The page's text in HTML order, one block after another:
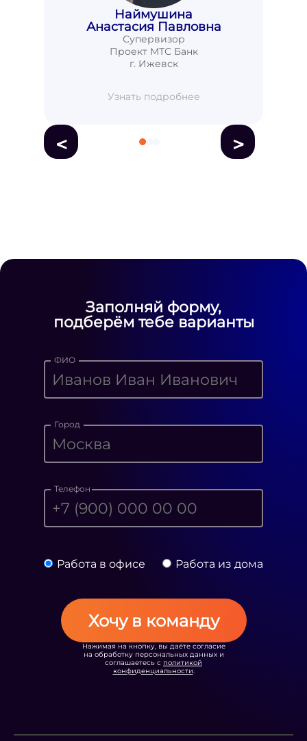
Наймушина
Анастасия Павловна
Супервизор
Проект МТС Банк
г. Ижевск
Узнать подробнее
< >
Заполняй форму,
подберём тебе варианты
ФИО
Город
Телефон
Работа в офисе Работа из дома
Хочу в команду
Нажимая на кнопку, вы даёте согласие
на обработку персональных данных и
соглашаетесь с политикой
конфиденциальности.